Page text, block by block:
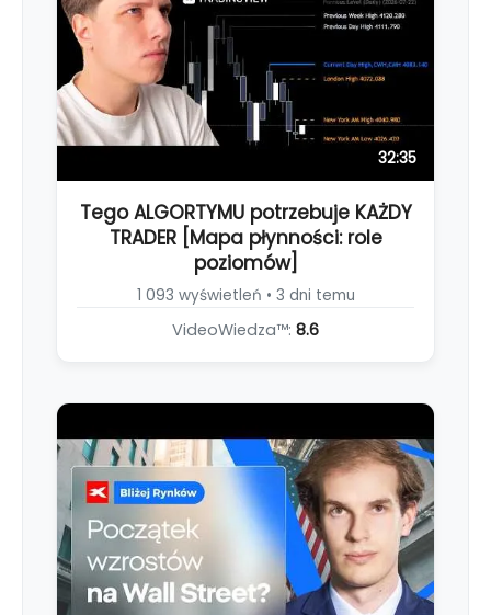
32:35
Tego ALGORTYMU potrzebuje KAŻDY
TRADER [Mapa płynności: role
poziomów]
1 093 wyświetleń • 3 dni temu
VideoWiedza™: 8.6